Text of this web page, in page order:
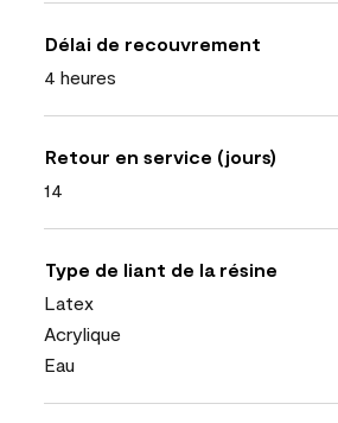
Délai de recouvrement
4 heures
Retour en service (jours)
14
Type de liant de la résine
Latex
Acrylique
Eau